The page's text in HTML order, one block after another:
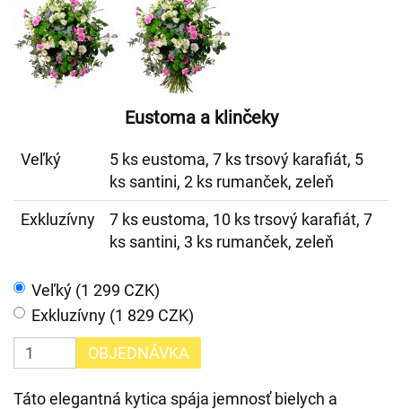
Eustoma a klinčeky
Veľký
5 ks eustoma, 7 ks trsový karafiát, 5
ks santini, 2 ks rumanček, zeleň
Exkluzívny
7 ks eustoma, 10 ks trsový karafiát, 7
ks santini, 3 ks rumanček, zeleň
Veľký (1 299 CZK)
Exkluzívny (1 829 CZK)
OBJEDNÁVKA
Táto elegantná kytica spája jemnosť bielych a